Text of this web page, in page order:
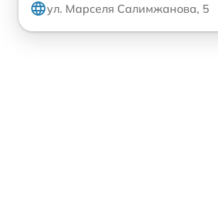
ул. Марселя Салимжанова, 5